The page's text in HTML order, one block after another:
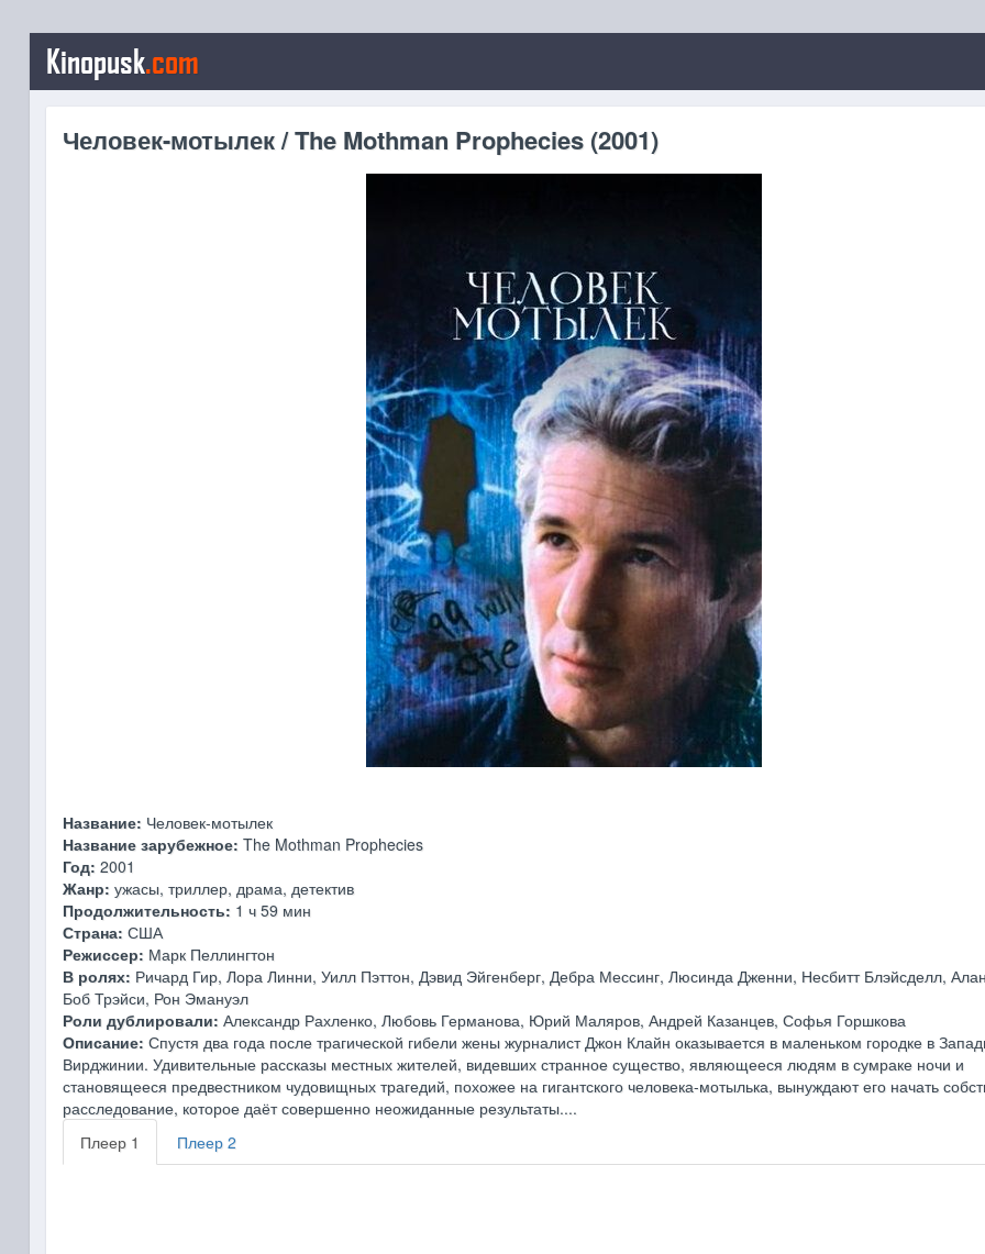
Kinopusk.com
Человек-мотылек / The Mothman Prophecies (2001)
Название: Человек-мотылек
Название зарубежное: The Mothman Prophecies
Год: 2001
Жанр: ужасы, триллер, драма, детектив
Продолжительность: 1 ч 59 мин
Страна: США
Режиссер: Марк Пеллингтон
В ролях: Ричард Гир, Лора Линни, Уилл Пэттон, Дэвид Эйгенберг, Дебра Мессинг, Люсинда Дженни, Несбитт Блэйсделл,
Боб Трэйси, Рон Эмануэл
Роли дублировали: Александр Рахленко, Любовь Германова, Юрий Маляров, Андрей Казанцев, Софья Горшкова
Описание: Спустя два года после трагической гибели жены журналист Джон Клайн оказывается в маленьком городке в
Вирджинии. Удивительные рассказы местных жителей, видевших странное существо, являющееся людям в сумраке ночи и
становящееся предвестником чудовищных трагедий, похожее на гигантского человека-мотылька, вынуждают его начать
расследование, которое даёт совершенно неожиданные результаты....
Плеер 1
Плеер 2